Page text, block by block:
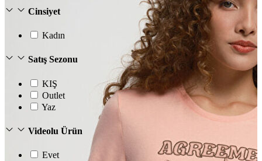
Yağmurluk
Mont
Trenchcoat
Cinsiyet
Kadın
Satış Sezonu
KIŞ
Outlet
Yaz
Videolu Ürün
Evet